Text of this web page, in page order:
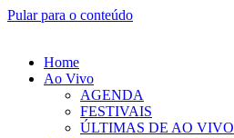
Pular para o conteúdo
Home
Ao Vivo
AGENDA
FESTIVAIS
ÚLTIMAS DE AO VIVO